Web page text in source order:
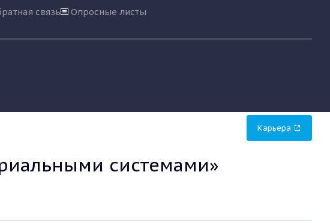
связь
Опросные листы
Карьера
системами»